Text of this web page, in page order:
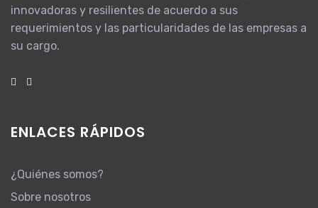
innovadoras y resilientes de acuerdo a sus
requerimientos y las particularidades de las empresas a
su cargo.
ENLACES RÁPIDOS
¿Quiénes somos?
Sobre nosotros